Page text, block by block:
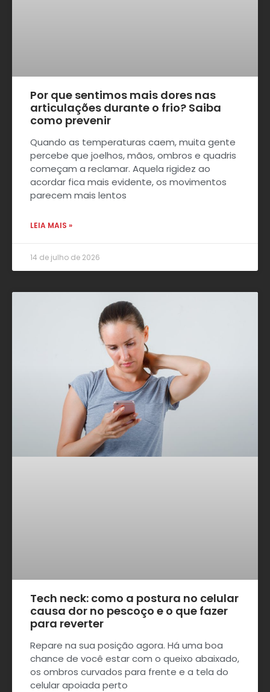
Por que sentimos mais dores nas
articulações durante o frio? Saiba
como prevenir
Quando as temperaturas caem, muita gente
percebe que joelhos, mãos, ombros e quadris
começam a reclamar. Aquela rigidez ao
acordar fica mais evidente, os movimentos
parecem mais lentos
LEIA MAIS »
14 de julho de 2026
Tech neck: como a postura no celular
causa dor no pescoço e o que fazer
para reverter
Repare na sua posição agora. Há uma boa
chance de você estar com o queixo abaixado,
os ombros curvados para frente e a tela do
celular apoiada perto